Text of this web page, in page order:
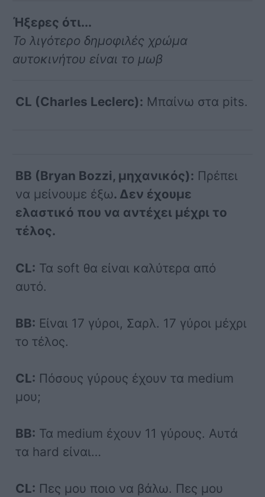
Ήξερες ότι...
Το λιγότερο δημοφιλές χρώμα
αυτοκινήτου είναι το μωβ
CL (Charles Leclerc): Μπαίνω στα pits.
BB (Bryan Bozzi, μηχανικός): Πρέπει
να μείνουμε έξω. Δεν έχουμε
ελαστικό που να αντέχει μέχρι το
τέλος.
CL: Τα soft θα είναι καλύτερα από
αυτό.
BB: Είναι 17 γύροι, Σαρλ. 17 γύροι μέχρι
το τέλος.
CL: Πόσους γύρους έχουν τα medium
μου;
BB: Τα medium έχουν 11 γύρους. Αυτά
τα hard είναι…
CL: Πες μου ποιο να βάλω. Πες μου